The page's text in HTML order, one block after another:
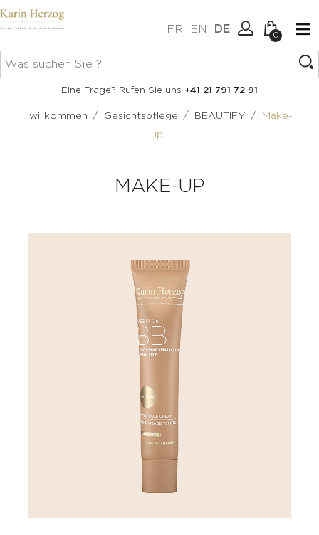
FR EN DE
Verbindung
0
Keine Artikel im Warenkorb.
Eine Frage? Rufen Sie uns +41 21 791 72 91
willkommen / Gesichtspflege / BEAUTIFY / Make-
up
MAKE-UP